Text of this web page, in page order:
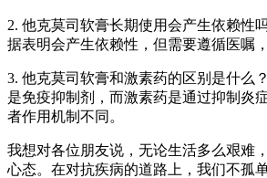
2. 他克莫司软膏长期使用会产生依赖性
据表明会产生依赖性，但需要遵循医嘱
3. 他克莫司软膏和激素药的区别是什么
是免疫抑制剂，而激素药是通过抑制炎
者作用机制不同。
我想对各位朋友说，无论生活多么艰难
心态。在对抗疾病的道路上，我们不孤